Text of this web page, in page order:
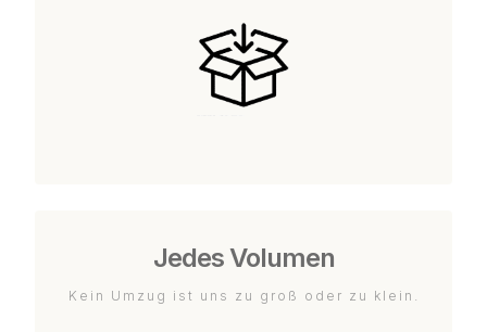
Jedes Volumen
Kein Umzug ist uns zu groß oder zu klein.